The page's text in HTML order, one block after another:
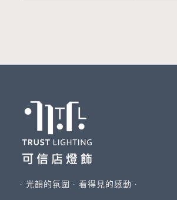
∙ 光韻的氛圍 ∙ 看得見的感動 ∙